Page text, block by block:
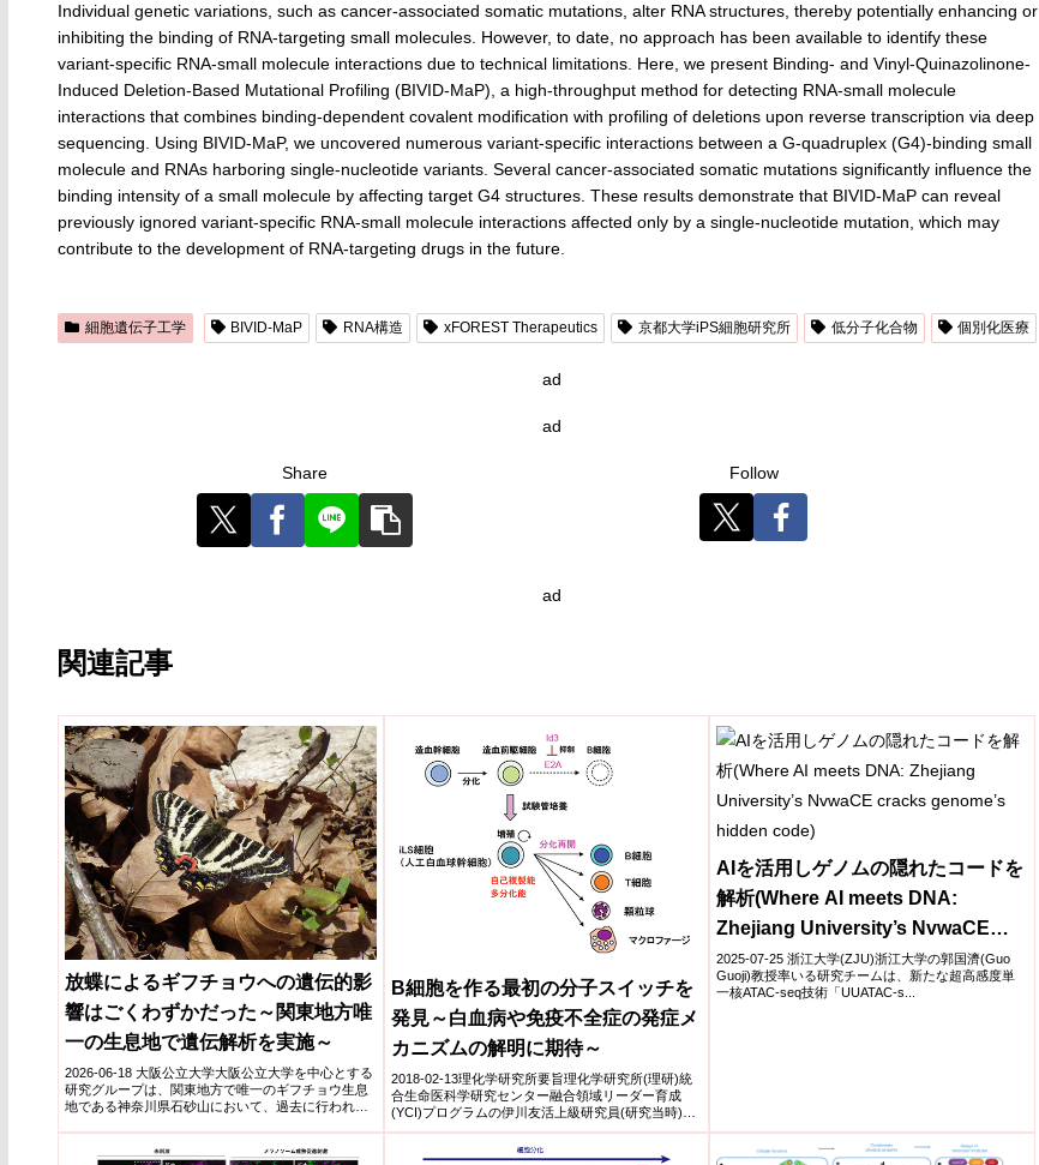
Individual genetic variations, such as cancer-associated somatic mutations, alter RNA structures, thereby potentially enhancing or
inhibiting the binding of RNA-targeting small molecules. However, to date, no approach has been available to identify these
variant-specific RNA-small molecule interactions due to technical limitations. Here, we present Binding- and Vinyl-Quinazolinone-
Induced Deletion-Based Mutational Profiling (BIVID-MaP), a high-throughput method for detecting RNA-small molecule
interactions that combines binding-dependent covalent modification with profiling of deletions upon reverse transcription via deep
sequencing. Using BIVID-MaP, we uncovered numerous variant-specific interactions between a G-quadruplex (G4)-binding small
molecule and RNAs harboring single-nucleotide variants. Several cancer-associated somatic mutations significantly influence the
binding intensity of a small molecule by affecting target G4 structures. These results demonstrate that BIVID-MaP can reveal
previously ignored variant-specific RNA-small molecule interactions affected only by a single-nucleotide mutation, which may
contribute to the development of RNA-targeting drugs in the future.
細胞遺伝子工学 BIVID-MaP RNA構造 xFOREST Therapeutics 京都大学iPS細胞研究所 低分子化合物 個別化医療
ad
ad
Share Follow
ad
関連記事
放蝶によるギフチョウへの遺伝的影
響はごくわずかだった～関東地方唯
一の生息地で遺伝解析を実施～
2026-06-18 大阪公立大学大阪公立大学を中心とする
研究グループは、関東地方で唯一のギフチョウ生息
地である神奈川県石砂山において、過去に行われた
B細胞を作る最初の分子スイッチを
発見～白血病や免疫不全症の発症メ
カニズムの解明に期待～
2018-02-13理化学研究所要旨理化学研究所(理研)統
合生命医科学研究センター融合領域リーダー育成
(YCI)プログラムの伊川友活上級研究員(研究当時)、
免疫...
AIを活用しゲノムの隠れたコードを
解析(Where AI meets DNA:
Zhejiang University’s NvwaCE
cracks genome’s hidden code)
2025-07-25 浙江大学(ZJU)浙江大学の郭国濟(Guo
Guoji)教授率いる研究チームは、新たな超高感度単
一核ATAC-seq技術「UUATAC-s...